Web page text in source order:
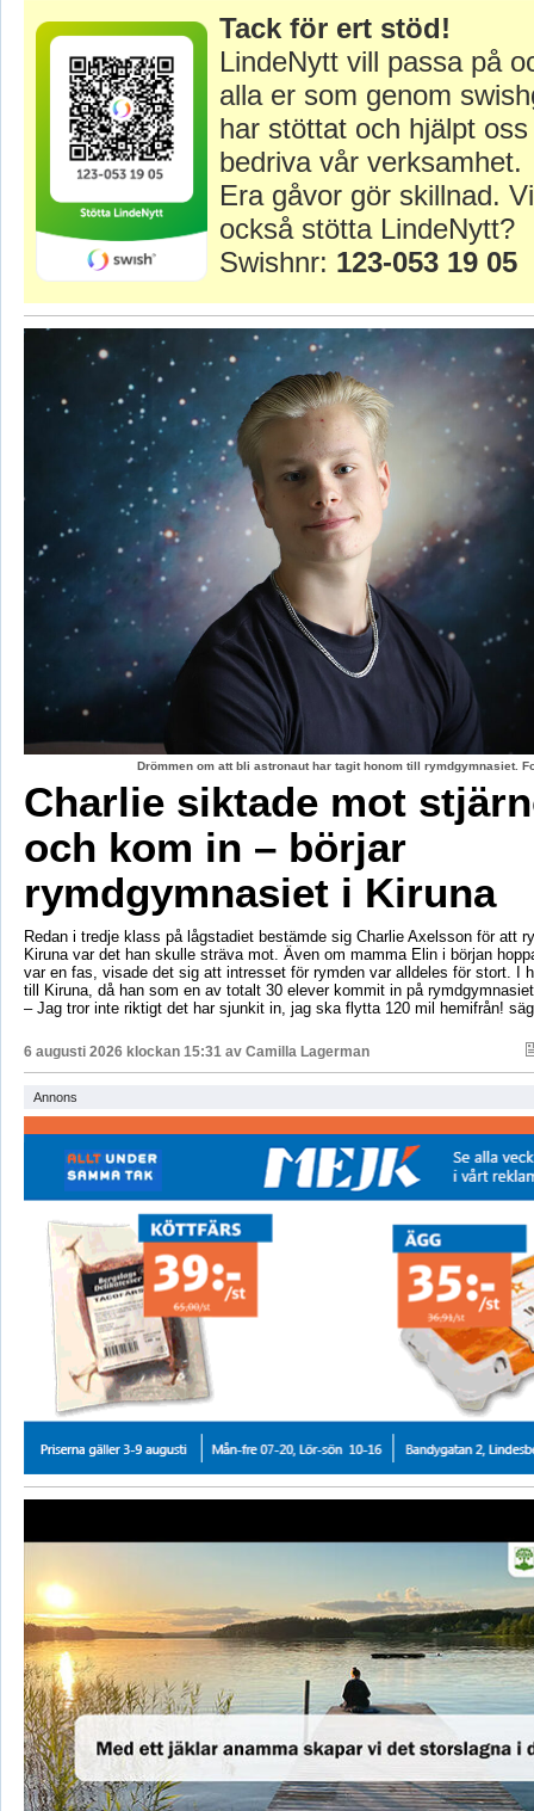
Tack för ert stöd!
LindeNytt vill passa på
alla er som genom
har stöttat och hjälpt
bedriva vår verksamhet.
Era gåvor gör skillnad.
också stötta LindeNytt?
Swishnr: 123-053 19 05
Drömmen om att bli astronaut har tagit honom till rymdgymnasiet.
Charlie siktade mot
och kom in – börjar
rymdgymnasiet i Kiruna
Redan i tredje klass på lågstadiet bestämde sig Charlie Axelsson för att
Kiruna var det han skulle sträva mot. Även om mamma Elin i början
var en fas, visade det sig att intresset för rymden var alldeles för stort. I
till Kiruna, då han som en av totalt 30 elever kommit in på
– Jag tror inte riktigt det har sjunkit in, jag ska flytta 120 mil hemifrån!
6 augusti 2026 klockan 15:31 av Camilla Lagerman
Annons